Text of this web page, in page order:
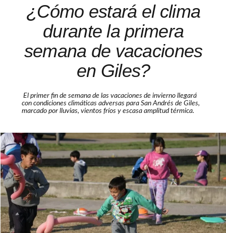
¿Cómo estará el clima
durante la primera
semana de vacaciones
en Giles?
El primer fin de semana de las vacaciones de invierno llegará
con condiciones climáticas adversas para San Andrés de Giles,
marcado por lluvias, vientos fríos y escasa amplitud térmica.